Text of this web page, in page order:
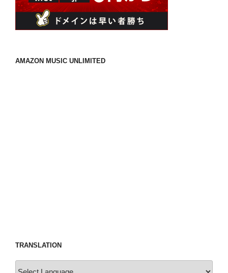
AMAZON MUSIC UNLIMITED
TRANSLATION